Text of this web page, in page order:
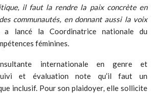
il faut la rendre la paix concrète en
communautés, en donnant aussi la voix
a lancé la Coordinatrice nationale du
féminines.
internationale en genre et
suivi et évaluation note qu’il faut un
inclusif. Pour son plaidoyer, elle sollicite